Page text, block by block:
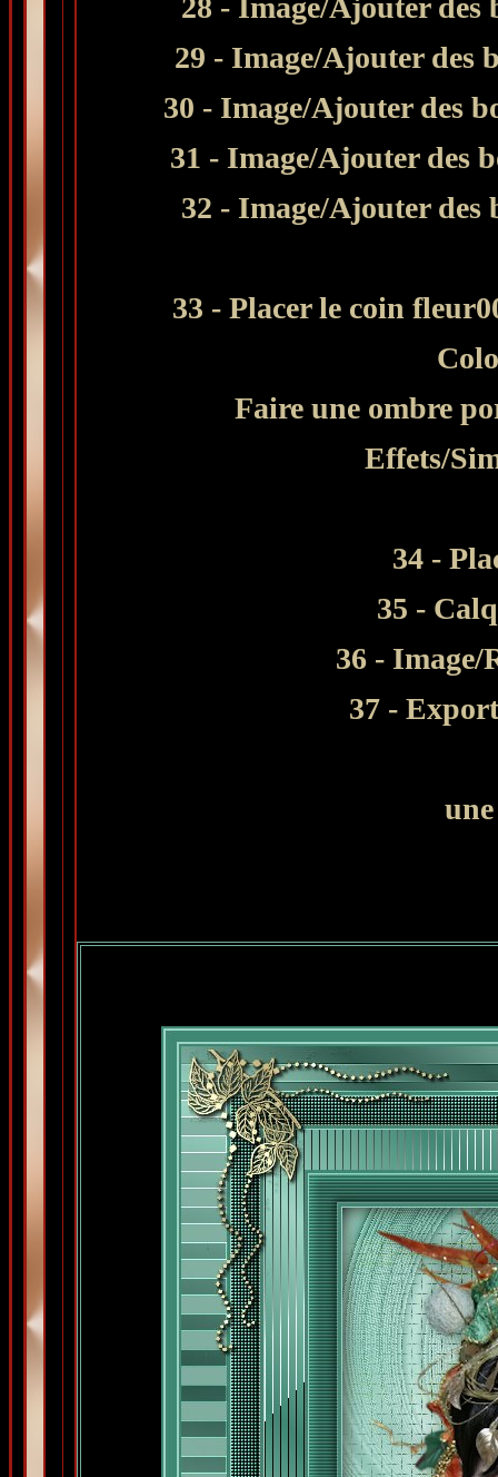
28 - Image/Ajouter des
29 - Image/Ajouter des
30 - Image/Ajouter des
31 - Image/Ajouter des
32 - Image/Ajouter des
33 - Placer le coin
Faire une ombre
Effets/
34 -
35 -
36 - Image/
37 -